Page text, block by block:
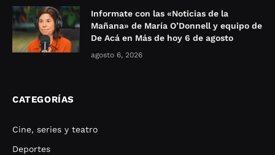
Informate con las «Noticias de la
Mañana» de María O’Donnell y equipo de
De Acá en Más de hoy 6 de agosto
agosto 6, 2026
CATEGORÍAS
Cine, series y teatro
Deportes